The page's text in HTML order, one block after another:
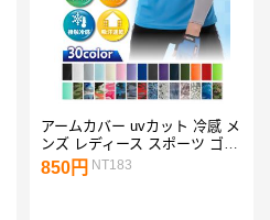
アームカバー uvカット 冷感 メ
ンズ レディース スポーツ ゴル
フ 夏用 日焼け防止 作業用
850円 NT183